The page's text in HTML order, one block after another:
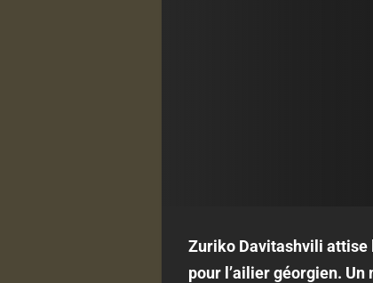
Zuriko Davitashvili attise
pour l’ailier géorgien.